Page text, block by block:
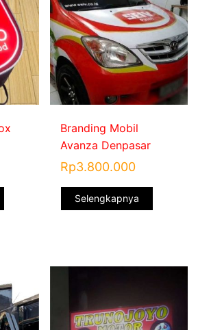
Branding Mobil
Avanza Denpasar
Rp3.800.000
Selengkapnya